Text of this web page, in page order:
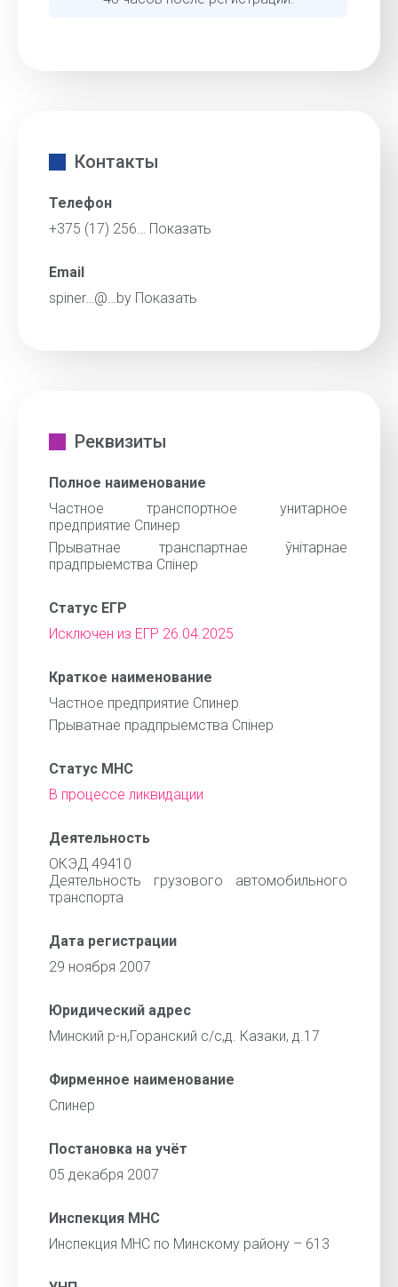
Контакты
Телефон
+375 (17) 256… Показать
Email
spiner…@…by Показать
Реквизиты
Полное наименование
Частное транспортное унитарное
предприятие Спинер
Прыватнае транспартнае ўнітарнае
прадпрыемства Спінер
Статус ЕГР
Исключен из ЕГР 26.04.2025
Краткое наименование
Частное предприятие Спинер
Прыватнае прадпрыемства Спінер
Статус МНС
В процессе ликвидации
Деятельность
ОКЭД 49410
Деятельность грузового автомобильного
транспорта
Дата регистрации
29 ноября 2007
Юридический адрес
Минский р-н,Горанский с/с,д. Казаки, д.17
Фирменное наименование
Спинер
Постановка на учёт
05 декабря 2007
Инспекция МНС
Инспекция МНС по Минскому району – 613